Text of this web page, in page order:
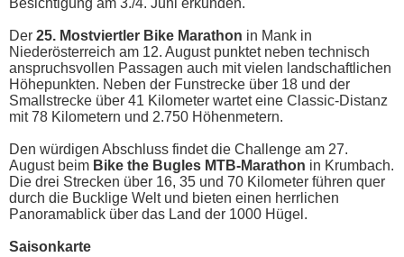
Besichtigung am 3./4. Juni erkunden.
Der 25. Mostviertler Bike Marathon in Mank in
Niederösterreich am 12. August punktet neben technisch
anspruchsvollen Passagen auch mit vielen landschaftlichen
Höhepunkten. Neben der Funstrecke über 18 und der
Smallstrecke über 41 Kilometer wartet eine Classic-Distanz
mit 78 Kilometern und 2.750 Höhenmetern.
Den würdigen Abschluss findet die Challenge am 27.
August beim Bike the Bugles MTB-Marathon in Krumbach.
Die drei Strecken über 16, 35 und 70 Kilometer führen quer
durch die Bucklige Welt und bieten einen herrlichen
Panoramablick über das Land der 1000 Hügel.
Saisonkarte